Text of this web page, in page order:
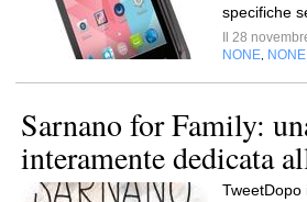
specifiche
Il 28
NONE NONE
Sarnano for Family:
interamente dedicata
TweetDopo